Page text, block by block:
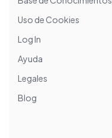
Uso de Cookies
Log In
Ayuda
Legales
Blog